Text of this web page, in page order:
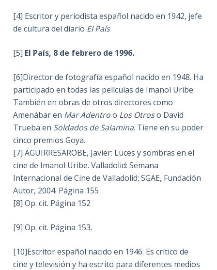
[4] Escritor y periodista español nacido en 1942, jefe
de cultura del diario El País
[5] El País, 8 de febrero de 1996.
[6]Director de fotografía español nacido en 1948. Ha
participado en todas las películas de Imanol Uribe.
También en obras de otros directores como
Amenábar en Mar Adentroo Los Otroso David
Trueba en Soldados de Salamina. Tiene en su poder
cinco premios Goya.
[7] AGUIRRESAROBE, Javier: Luces y sombras en el
cine de Imanol Uribe. Valladolid: Semana
Internacional de Cine de Valladolid: SGAE, Fundación
Autor, 2004. Página 155
[8] Op. cit. Página 152
[9] Op. cit. Página 153.
[10]Escritor español nacido en 1946. Es crítico de
cine y televisión y ha escrito para diferentes medios